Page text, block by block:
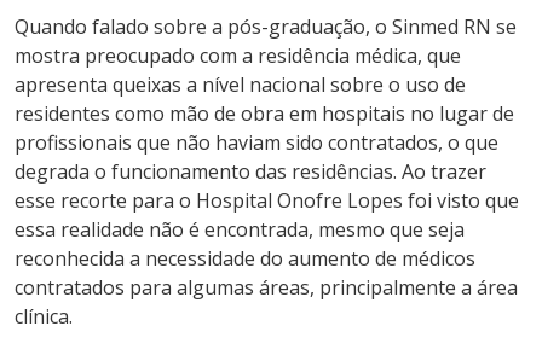
Quando falado sobre a pós-graduação, o Sinmed RN se
mostra preocupado com a residência médica, que
apresenta queixas a nível nacional sobre o uso de
residentes como mão de obra em hospitais no lugar de
profissionais que não haviam sido contratados, o que
degrada o funcionamento das residências. Ao trazer
esse recorte para o Hospital Onofre Lopes foi visto que
essa realidade não é encontrada, mesmo que seja
reconhecida a necessidade do aumento de médicos
contratados para algumas áreas, principalmente a área
clínica.